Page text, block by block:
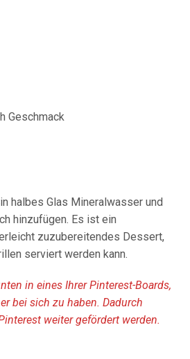
Geschmack
halbes Glas Mineralwasser und
hinzufügen. Es ist ein
zuzubereitendes Dessert,
serviert werden kann.
in eines Ihrer Pinterest-Boards,
bei sich zu haben. Dadurch
weiter gefördert werden.